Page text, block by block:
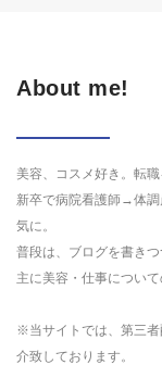
About me!
美容、コスメ好き。転職
新卒で病院看護師→体
気に。
普段は、ブログを書きつ
主に美容・仕事について
※当サイトでは、第三者
介致しております。